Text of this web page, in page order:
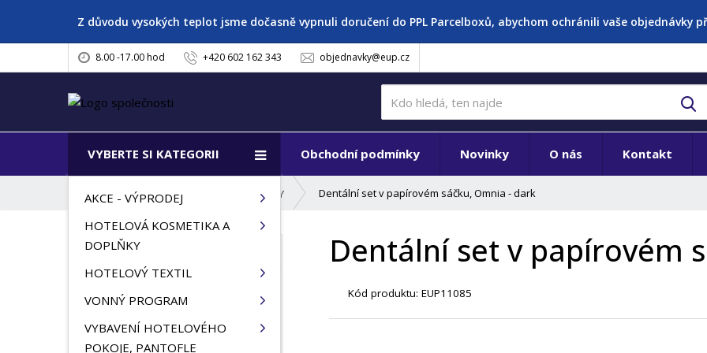
Z důvodu vysokých teplot jsme dočasně vypnuli doručení do PPL Parcelboxů, abychom ochránili vaše objednávky
8.00 -17.00 hod +420 602 162 343 objednavky@eup.cz
VYBERTE SI KATEGORII
AKCE - VÝPRODEJ
HOTELOVÁ KOSMETIKA A
DOPLŇKY
HOTELOVÝ TEXTIL
VONNÝ PROGRAM
VYBAVENÍ HOTELOVÉHO
POKOJE, PANTOFLE
Obchodní podmínky Novinky O nás Kontakt
Ú
o
d
í
s
r
a
HOTELOVÁ KOSMETIKA A DOPLŇKY Dentální set v papírovém sáčku, Omnia - dark
Dentální set v papírovém
Kód produktu: EUP11085
VŠECHNY KATEGORIE
DOPLŇKY